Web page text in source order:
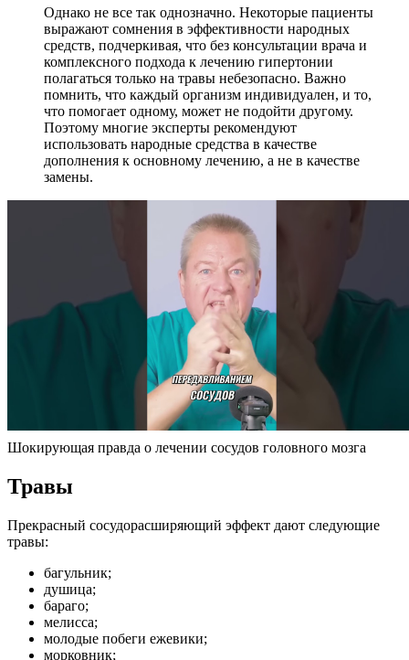
Однако не все так однозначно. Некоторые пациенты
выражают сомнения в эффективности народных
средств, подчеркивая, что без консультации врача и
комплексного подхода к лечению гипертонии
полагаться только на травы небезопасно. Важно
помнить, что каждый организм индивидуален, и то,
что помогает одному, может не подойти другому.
Поэтому многие эксперты рекомендуют
использовать народные средства в качестве
дополнения к основному лечению, а не в качестве
замены.
Шокирующая правда о лечении сосудов головного мозга
Травы
Прекрасный сосудорасширяющий эффект дают следующие
травы:
багульник;
душица;
бараго;
мелисса;
молодые побеги ежевики;
морковник;